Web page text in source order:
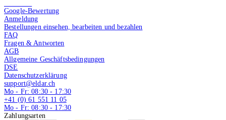
Google-Bewertung
Anmeldung
Bestellungen einsehen, bearbeiten und bezahlen
FAQ
Fragen & Antworten
AGB
Allgemeine Geschäftsbedingungen
DSE
Datenschutzerklärung
support@eldar.ch
Mo - Fr: 08:30 - 17:30
+41 (0) 61 551 11 05
Mo - Fr: 08:30 - 17:30
Zahlungsarten